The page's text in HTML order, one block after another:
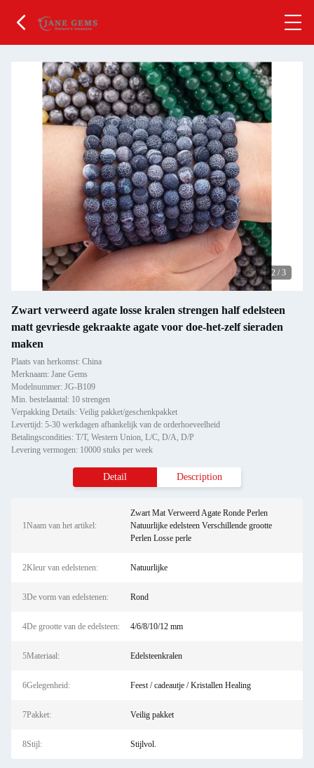
2 / 3
Zwart verweerd agate losse kralen strengen half edelsteen
matt gevriesde gekraakte agate voor doe-het-zelf sieraden
maken
Plaats van herkomst: China
Merknaam: Jane Gems
Modelnummer: JG-B109
Min. bestelaantal: 10 strengen
Verpakking Details: Veilig pakket/geschenkpakket
Levertijd: 5-30 werkdagen afhankelijk van de orderhoeveelheid
Betalingscondities: T/T, Western Union, L/C, D/A, D/P
Levering vermogen: 10000 stuks per week
Detail Description
1Naam van het artikel:
Zwart Mat Verweerd Agate Ronde Perlen
Natuurlijke edelsteen Verschillende grootte
Perlen Losse perle
2Kleur van edelstenen: Natuurlijke
3De vorm van edelstenen: Rond
4De grootte van de edelsteen: 4/6/8/10/12 mm
5Materiaal: Edelsteenkralen
6Gelegenheid: Feest / cadeautje / Kristallen Healing
7Pakket: Veilig pakket
8Stijl: Stijlvol.